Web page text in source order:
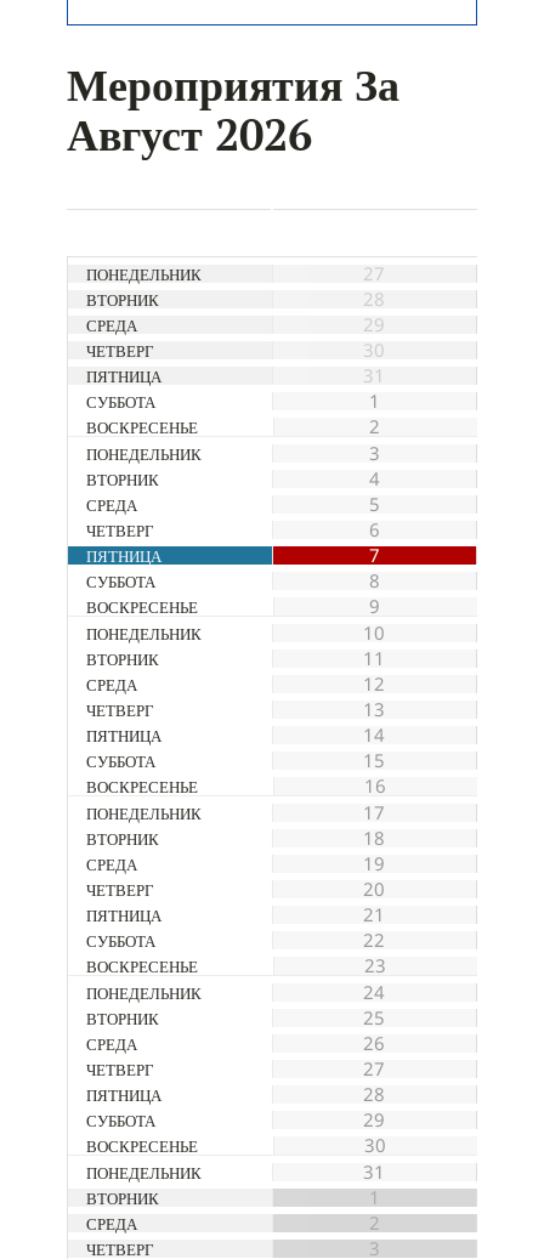
Мероприятия За
Август 2026
Календарный
Месяц
Навигации
27
28
29
30
31
1
2
3
4
5
6
7
8
9
10
11
12
13
14
15
16
17
18
19
20
21
22
23
24
25
26
27
28
29
30
31
1
2
3